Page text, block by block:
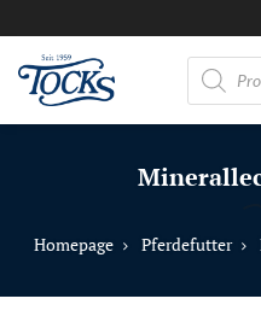
TOCKS
Futtermühle
Products
search
Homepage Pferdefutter